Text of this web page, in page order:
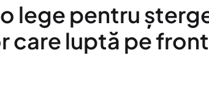
lege pentru
care luptă pe